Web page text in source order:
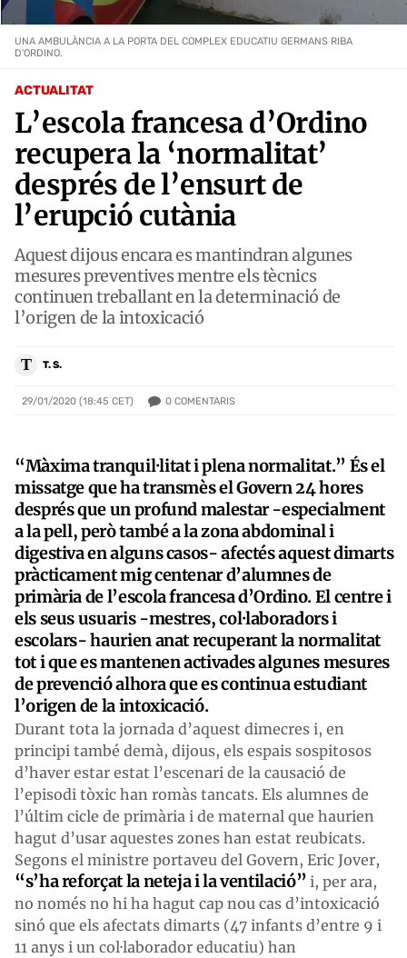
ACTUALITAT
L’escola francesa d’Ordino
recupera la ‘normalitat’
després de l’ensurt de
l’erupció cutània
Aquest dijous encara es mantindran algunes
mesures preventives mentre els tècnics
continuen treballant en la determinació de
l’origen de la intoxicació
T T. S.
29/01/2020 (18:45 CET) 0 COMENTARIS
UNA AMBULÀNCIA A LA PORTA DEL COMPLEX EDUCATIU GERMANS RIBA
D'ORDINO.
“Màxima tranquil·litat i plena normalitat.” És el
missatge que ha transmès el Govern 24 hores
després que un profund malestar -especialment
a la pell, però també a la zona abdominal i
digestiva en alguns casos- afectés aquest dimarts
pràcticament mig centenar d’alumnes de
primària de l’escola francesa d’Ordino. El centre i
els seus usuaris -mestres, col·laboradors i
escolars- haurien anat recuperant la normalitat
tot i que es mantenen activades algunes mesures
de prevenció alhora que es continua estudiant
l’origen de la intoxicació.
Durant tota la jornada d’aquest dimecres i, en
principi també demà, dijous, els espais sospitosos
d’haver estar estat l’escenari de la causació de
l’episodi tòxic han romàs tancats. Els alumnes de
l’últim cicle de primària i de maternal que haurien
hagut d’usar aquestes zones han estat reubicats.
Segons el ministre portaveu del Govern, Eric Jover,
“s’ha reforçat la neteja i la ventilació” i, per ara,
no només no hi ha hagut cap nou cas d’intoxicació
sinó que els afectats dimarts (47 infants d’entre 9 i
11 anys i un col·laborador educatiu) han